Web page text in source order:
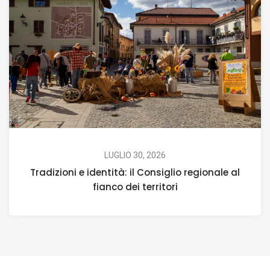
LUGLIO 30, 2026
Tradizioni e identità: il Consiglio regionale al
fianco dei territori